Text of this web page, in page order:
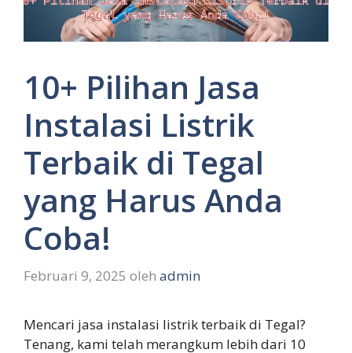
10+ Pilihan Jasa
Instalasi Listrik
Terbaik di Tegal
yang Harus Anda
Coba!
Februari 9, 2025 oleh admin
Mencari jasa instalasi listrik terbaik di Tegal?
Tenang, kami telah merangkum lebih dari 10